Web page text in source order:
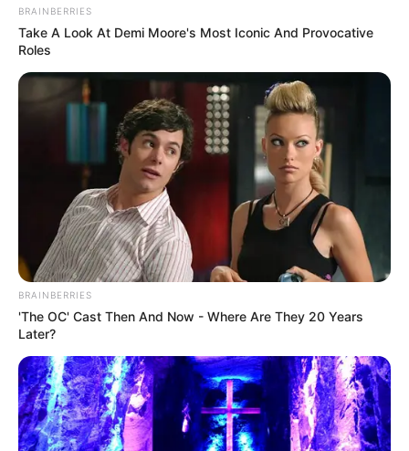
BRAINBERRIES
Take A Look At Demi Moore's Most Iconic And Provocative
Roles
BRAINBERRIES
'The OC' Cast Then And Now - Where Are They 20 Years
Later?